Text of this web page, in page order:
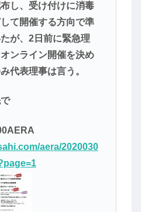
し、受け付けに消毒
て開催する方向で準
が、2日前に緊急理
ンライン開催を決め
代表理事は言う。
aera/2020030